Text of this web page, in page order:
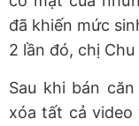
đã khiến mức
2 lần đó, chị
Sau khi bán
xóa tất cả video